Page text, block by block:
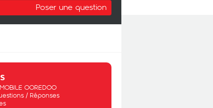
Poser une question
MOBILE OOREDOO
/ Réponses